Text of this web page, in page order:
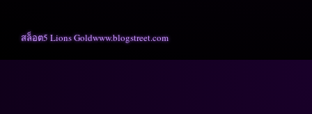
สล็อต5 Lions Goldwww.blogstreet.com